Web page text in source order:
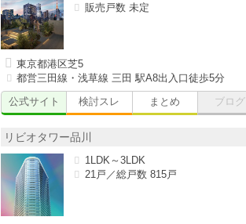
販売戸数 未定
東京都港区芝5
都営三田線・浅草線 三田 駅A8出入口徒歩5分
公式サイト
検討スレ まとめ ブログ
リビオタワー品川
1LDK～3LDK
21戸／総戸数 815戸